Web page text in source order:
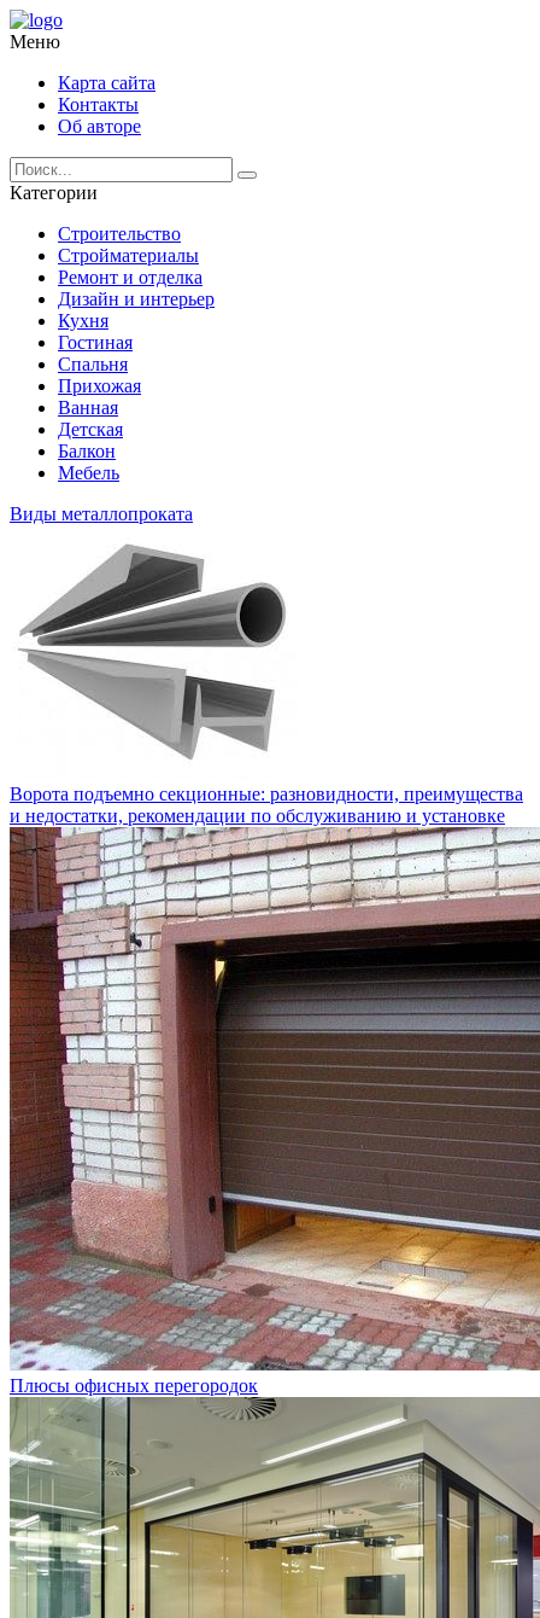
Меню
Карта сайта
Контакты
Об авторе
Категории
Строительство
Стройматериалы
Ремонт и отделка
Дизайн и интерьер
Кухня
Гостиная
Спальня
Прихожая
Ванная
Детская
Балкон
Мебель
Виды металлопроката
Ворота подъемно секционные: разновидности, преимущества
и недостатки, рекомендации по обслуживанию и установке
Плюсы офисных перегородок